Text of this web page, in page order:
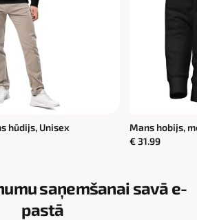
hūdijs, Unisex
Mans hobijs,
€ 31.99
saņemšanai savā e-
pastā